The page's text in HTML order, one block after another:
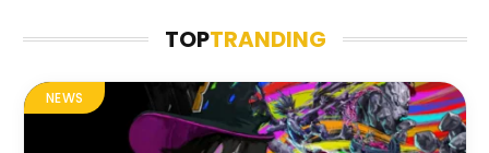
TOPTRANDING
NEWS